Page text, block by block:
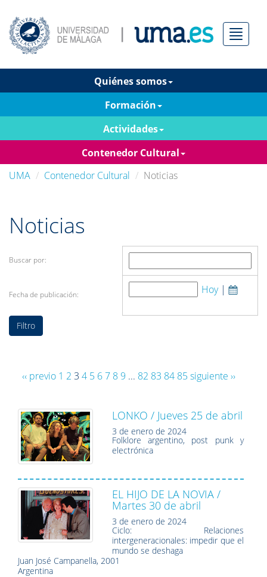
Menú
Quiénes somos
Formación
Actividades
Contenedor Cultural
UMA
Contenedor Cultural Noticias
Noticias
Buscar por:
Fecha de publicación: Hoy|
‹‹ previo 1 2 3 4 5 67 8 9 ... 82 83 84 85siguiente ››
LONKO / Jueves 25 de abril
3 de enero de 2024
Folklore argentino, post punk y
electrónica
EL HIJO DE LA NOVIA /
Martes 30 de abril
3 de enero de 2024
Ciclo: Relaciones
intergeneracionales: impedir que el
mundo se deshaga
Juan José Campanella, 2001
Argentina